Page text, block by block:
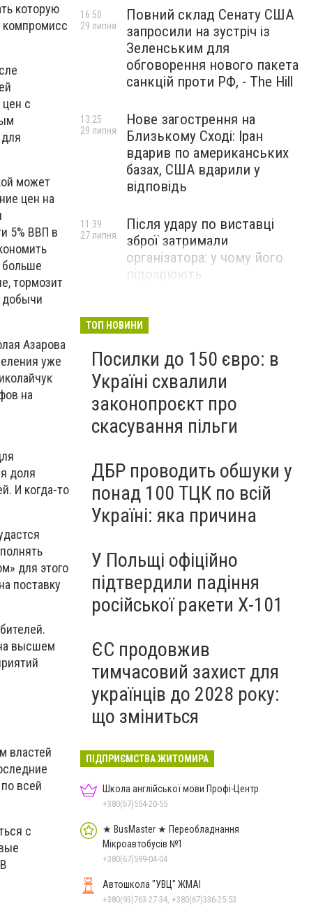
которую
компромисс
с
может
цен на
5% ВВП в
больше
тормозит
добычи
Азарова
уже
на
доля
И когда-то
для этого
поставку
высшем
властей
всей
с
Повний склад Сенату США
запросили на зустріч із
Зеленським для
обговорення нового пакета
санкцій проти РФ, - The Hill
16:50
29 липня
Нове загострення на
Близькому Сході: Іран
вдарив по американських
базах, США вдарили у
відповідь
13:25
29 липня
Після удару по виставці
зброї затримали
організатора: у чому його
підозрюють
11:39
27 липня
ТОП НОВИНИ
Посилки до 150 євро: в
Україні схвалили
законопроєкт про
скасування пільги
ДБР проводить обшуки у
понад 100 ТЦК по всій
Україні: яка причина
У Польщі офіційно
підтвердили падіння
російської ракети Х-101
ЄС продовжив
тимчасовий захист для
українців до 2028 року:
що зміниться
ПІДПРИЄМСТВА ЖИТОМИРА
Школа англійської мови Профі-Центр
+380(67)554-20-55
★ BusMaster ★ Переобладнання
Мікроавтобусів №1
+380(67)599-04-04
Автошкола "УВЦ" ЖМАІ
+380(93)763-27-34, +380(67)336-25-53